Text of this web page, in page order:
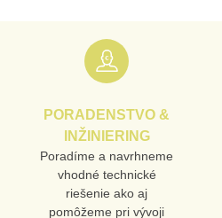
PORADENSTVO &
INŽINIERING
Poradíme a navrhneme
vhodné technické
riešenie ako aj
pomôžeme pri vývoji